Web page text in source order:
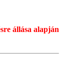
állása alapján